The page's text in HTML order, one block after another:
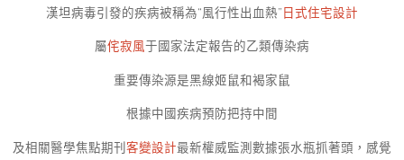
漢坦病毒引發的疾病被稱為“風行性出血熱”日式住宅設計
屬侘寂風于國家法定報告的乙類傳染病
重要傳染源是黑線姬鼠和褐家鼠
根據中國疾病預防把持中間
及相關醫學焦點期刊客變設計最新權威監測數據張水瓶抓著頭，感覺